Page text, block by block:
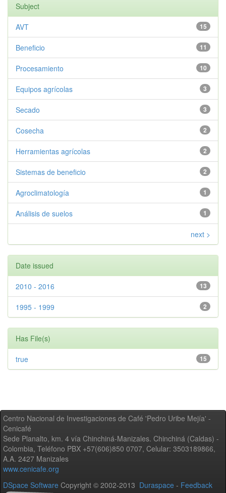
Subject
15
AVT
11
Beneficio
10
Procesamiento
3
Equipos agrícolas
3
Secado
2
Cosecha
2
Herramientas agrícolas
2
Sistemas de beneficio
1
Agroclimatología
1
Análisis de suelos
next >
Date issued
13
2010 - 2016
2
1995 - 1999
Has File(s)
15
true
Centro Nacional de Investigaciones de Café 'Pedro Uribe Mejía' -
Cenicafé
Sede Planalto, km. 4 vía Chinchiná-Manizales. Chinchiná (Caldas) -
Colombia, Teléfono PBX +57(606)850 0707, Celular: 3503189866,
A.A. 2427 Manizales
www.cenicafe.org
DSpace Software Copyright © 2002-2013 Duraspace - Feedback